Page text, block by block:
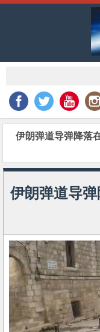
[ZH] 伊朗弹道导弹降
[ZH] 伊朗弹道